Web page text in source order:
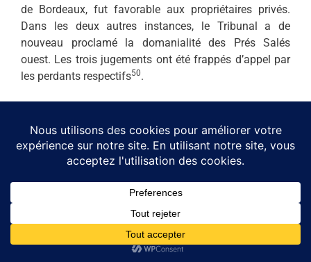
de Bordeaux, fut favorable aux propriétaires privés.
Dans les deux autres instances, le Tribunal a de
nouveau proclamé la domanialité des Prés Salés
ouest. Les trois jugements ont été frappés d’appel par
les perdants respectifs50.
CONCLUSION
Il n’est pas encore possible de dire avec certitude quel
sera l’avenir des Prés Salés. La solution, soumise aux
vicissitudes de la justice et de l’action administrative,
dégager… En autorisant la création d’un nouveau
complexe ostréicole sur les Prés Salés est, les pouvoirs
publics semblent avoir montré leur détermination à